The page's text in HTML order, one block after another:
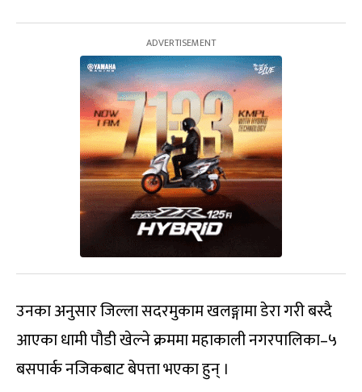
उनका अनुसार जिल्ला सदरमुकाम खलङ्गामा डेरा गरी बस्दै
आएका धामी पौडी खेल्ने क्रममा महाकाली नगरपालिका–५
बसपार्क नजिकबाट बेपत्ता भएका हुन् ।